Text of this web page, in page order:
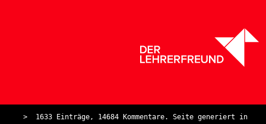
>
1633 Einträge, 14684 Kommentare. Seite generiert in